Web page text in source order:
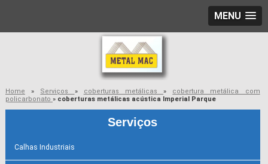
MENU
Home » Serviços » coberturas metálicas» cobertura metálica com
policarbonato » coberturas metálicas acústica Imperial Parque
Serviços
Calhas Industriais